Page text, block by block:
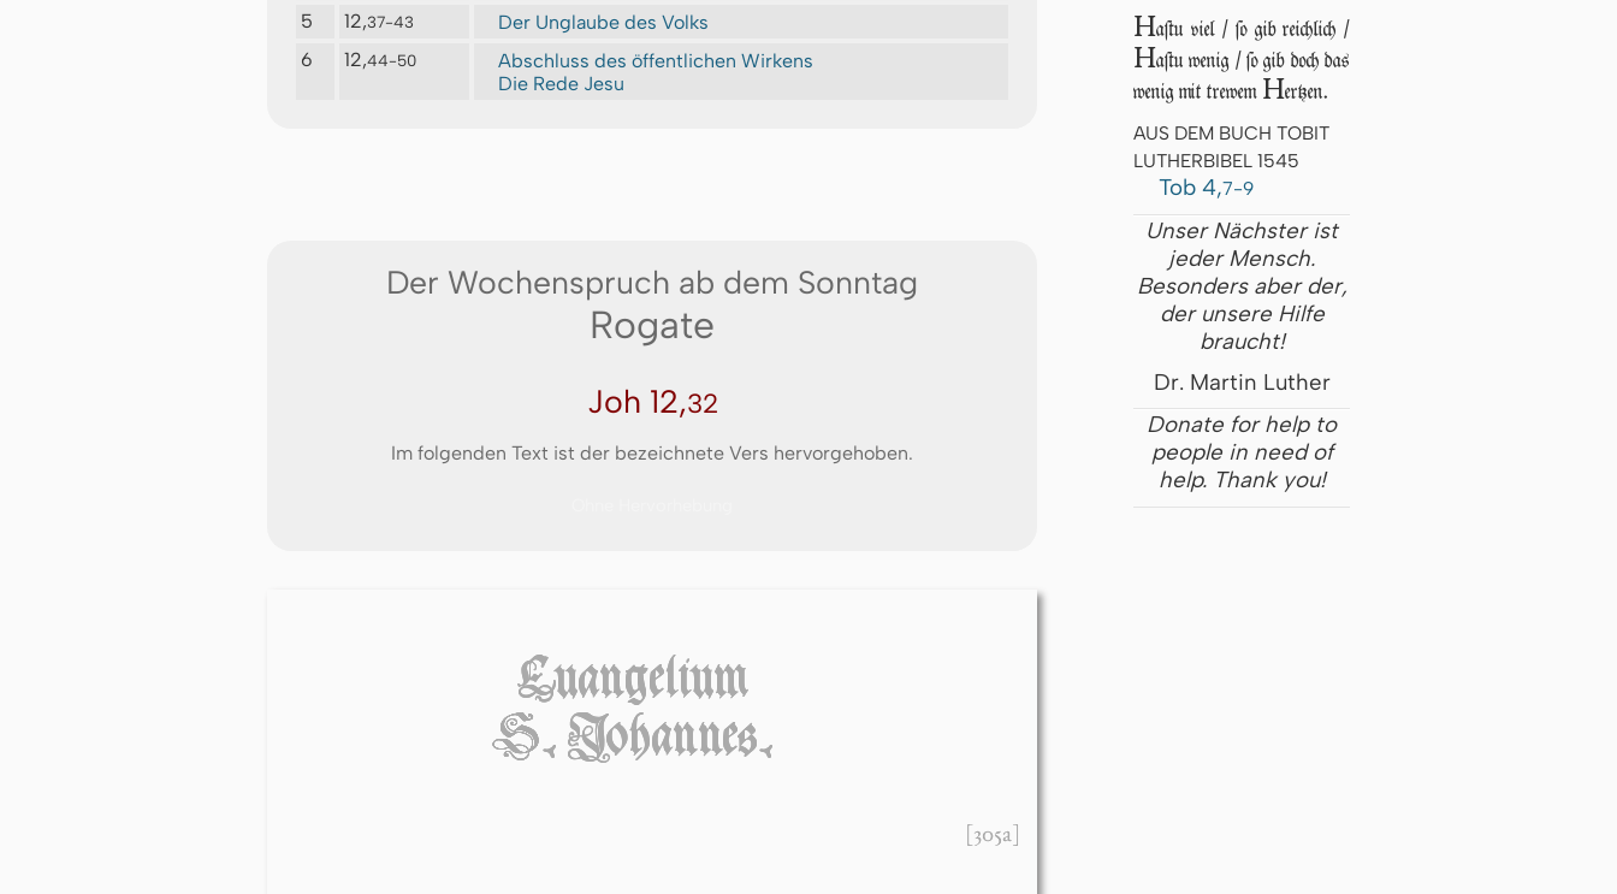
5
12,37-43
Der Unglaube des Volks
6
12,44-50
Abschluss des öffentlichen Wirkens
Die Rede Jesu
Der Wochenspruch ab dem Sonntag
Rogate
Joh 12,32
Im folgenden Text ist der bezeichnete Vers hervorgehoben.
Euangelium
S. Johannes.
[305a]
Haſtu viel / ſo gib reichlich /
Haſtu wenig / ſo gib doch das
wenig mit trewem Hertzen.
AUS DEM BUCH TOBIT
LUTHERBIBEL 1545
Tob 4,7-9
Unser Nächster ist
jeder Mensch.
Besonders aber der,
der unsere Hilfe
braucht!
Dr. Martin Luther
Donate for help to
people in need of
help. Thank you!